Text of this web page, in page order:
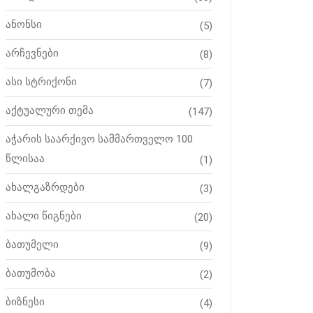
ანონსი (5)
არჩევნები (8)
ასი სტრიქონი (7)
აქტუალური თემა (147)
აჭარის საარქივო სამმართველო 100
წლისაა
(1)
ახალგაზრდები (3)
ახალი წიგნები (20)
ბათუმელი (9)
ბათუმობა (2)
ბიზნესი (4)